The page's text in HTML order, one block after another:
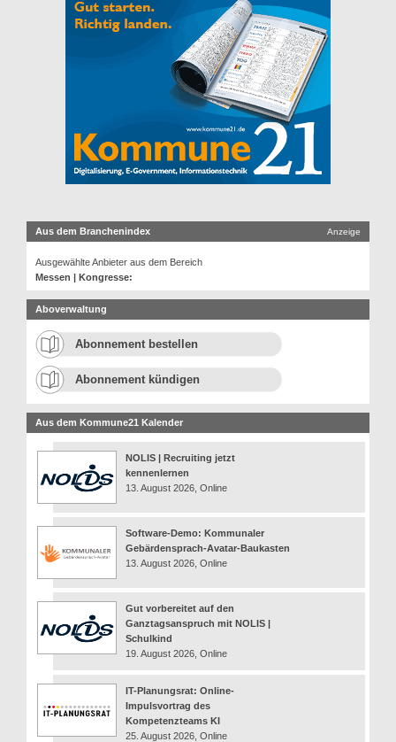
Aus dem Branchenindex Anzeige
Ausgewählte Anbieter aus dem Bereich
Messen | Kongresse:
Aboverwaltung
Abonnement bestellen
Abonnement kündigen
Aus dem Kommune21 Kalender
NOLIS | Recruiting jetzt
kennenlernen
13. August 2026, Online
Software-Demo: Kommunaler
Gebärdensprach-Avatar-Baukasten
13. August 2026, Online
Gut vorbereitet auf den
Ganztagsanspruch mit NOLIS |
Schulkind
19. August 2026, Online
IT-Planungsrat: Online-
Impulsvortrag des
Kompetenzteams KI
25. August 2026, Online